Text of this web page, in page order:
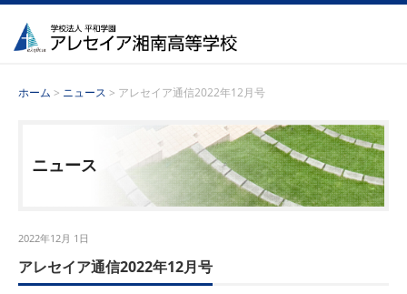
ホーム > ニュース > アレセイア通信2022年12月号
ニュース
2022年12月 1日
アレセイア通信2022年12月号